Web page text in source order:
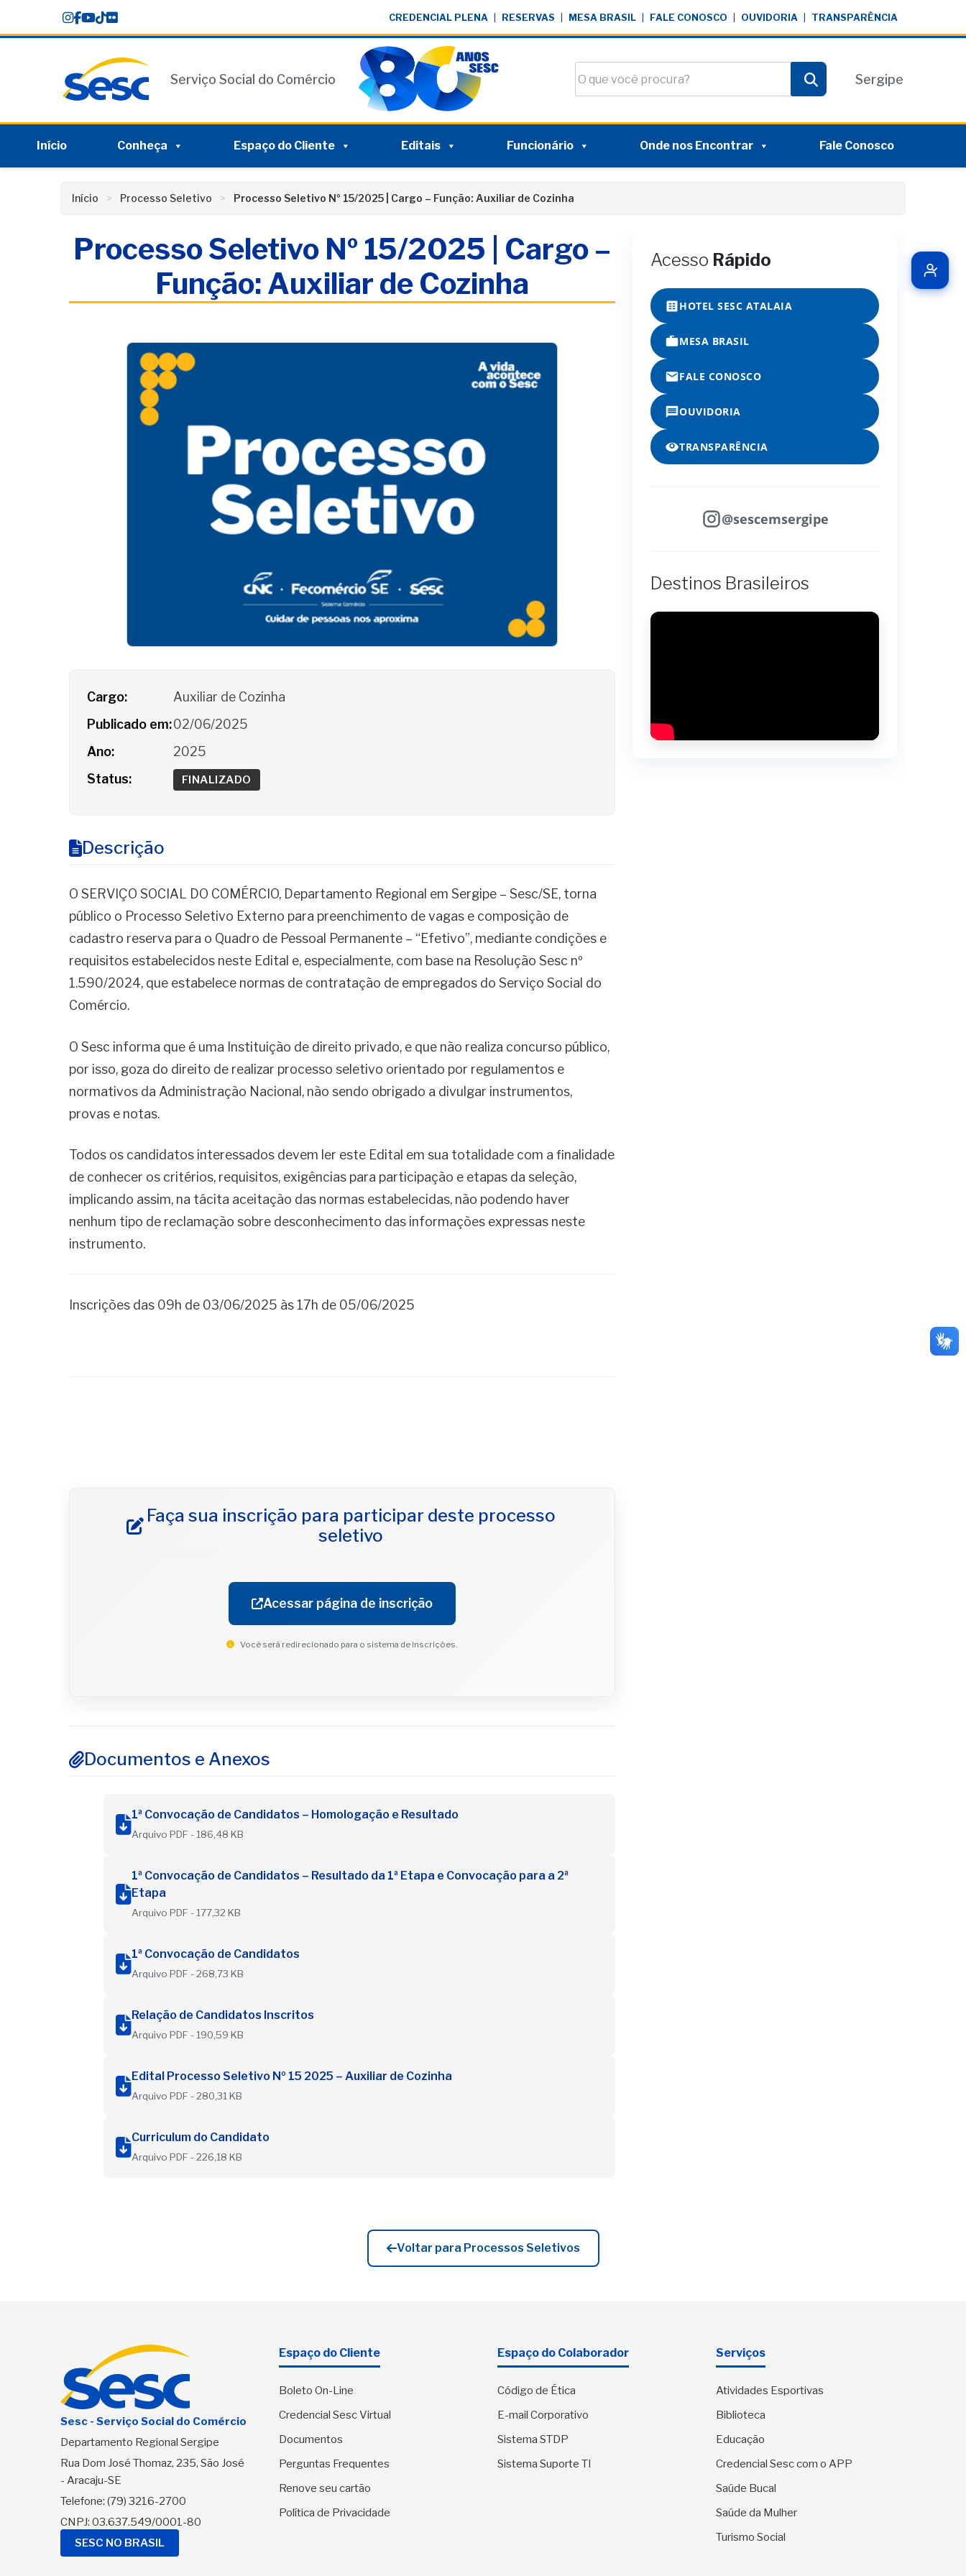
content
CREDENCIAL PLENA RESERVAS MESA BRASIL FALE CONOSCO OUVIDORIA TRANSPARÊNCIA
Serviço Social do Comércio
Pesquisar
Sergipe
Início Conheça Espaço do Cliente Editais Funcionário Onde nos Encontrar Fale Conosco
Início Processo Seletivo Processo Seletivo Nº 15/2025 | Cargo – Função: Auxiliar de Cozinha
Processo Seletivo Nº 15/2025 | Cargo –
Função: Auxiliar de Cozinha
Detalhes do Processo Seletivo
Cargo:
Auxiliar de Cozinha
Publicado em:02/06/2025
Ano:
2025
Status:
FINALIZADO
Descrição
O SERVIÇO SOCIAL DO COMÉRCIO, Departamento Regional em Sergipe – Sesc/SE, torna
público o Processo Seletivo Externo para preenchimento de vagas e composição de
cadastro reserva para o Quadro de Pessoal Permanente – “Efetivo”, mediante condições e
requisitos estabelecidos neste Edital e, especialmente, com base na Resolução Sesc nº
1.590/2024, que estabelece normas de contratação de empregados do Serviço Social do
Comércio.
O Sesc informa que é uma Instituição de direito privado, e que não realiza concurso público,
por isso, goza do direito de realizar processo seletivo orientado por regulamentos e
normativos da Administração Nacional, não sendo obrigado a divulgar instrumentos,
provas e notas.
Todos os candidatos interessados devem ler este Edital em sua totalidade com a finalidade
de conhecer os critérios, requisitos, exigências para participação e etapas da seleção,
implicando assim, na tácita aceitação das normas estabelecidas, não podendo haver
nenhum tipo de reclamação sobre desconhecimento das informações expressas neste
instrumento.
Inscrições das 09h de 03/06/2025 às 17h de 05/06/2025
Faça sua inscrição para participar deste processo
seletivo
Acessar página de inscrição
Você será redirecionado para o sistema de inscrições.
Documentos e Anexos
1ª Convocação de Candidatos – Homologação e Resultado
Arquivo PDF - 186,48 KB
1ª Convocação de Candidatos – Resultado da 1ª Etapa e Convocação para a 2ª
Etapa
Arquivo PDF - 177,32 KB
1ª Convocação de Candidatos
Arquivo PDF - 268,73 KB
Relação de Candidatos Inscritos
Arquivo PDF - 190,59 KB
Edital Processo Seletivo Nº 15 2025 – Auxiliar de Cozinha
Arquivo PDF - 280,31 KB
Curriculum do Candidato
Arquivo PDF - 226,18 KB
Acesso Rápido
HOTEL SESC ATALAIA
MESA BRASIL
FALE CONOSCO
OUVIDORIA
TRANSPARÊNCIA
@sescemsergipe
Destinos Brasileiros
Voltar para Processos Seletivos
Sesc - Serviço Social do Comércio
Departamento Regional Sergipe
Rua Dom José Thomaz, 235, São José
- Aracaju-SE
Telefone: (79) 3216-2700
CNPJ: 03.637.549/0001-80
SESC NO BRASIL
Espaço do Cliente
Boleto On-Line
Credencial Sesc Virtual
Documentos
Perguntas Frequentes
Renove seu cartão
Política de Privacidade
Espaço do Colaborador
Código de Ética
E-mail Corporativo
Sistema STDP
Sistema Suporte TI
Serviços
Atividades Esportivas
Biblioteca
Educação
Credencial Sesc com o APP
Saúde Bucal
Saúde da Mulher
Turismo Social